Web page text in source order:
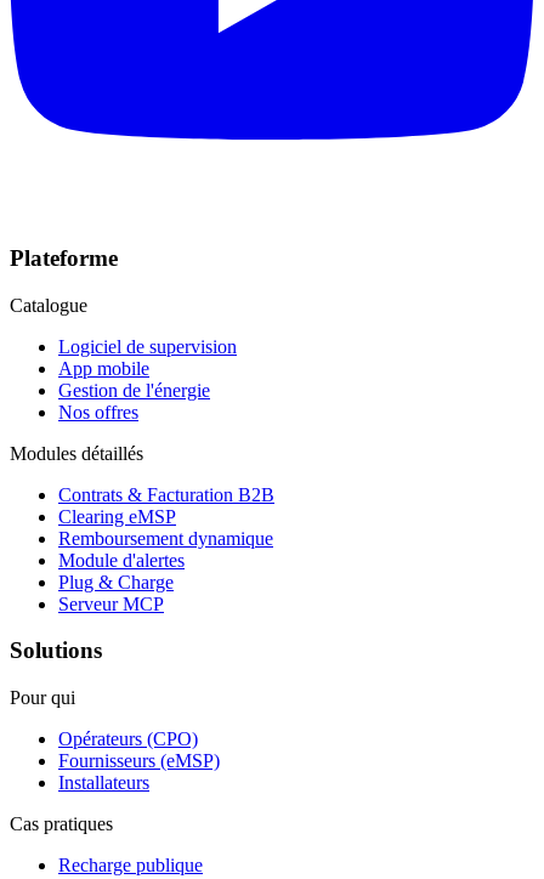
Plateforme
Catalogue
Logiciel de supervision
App mobile
Gestion de l'énergie
Nos offres
Modules détaillés
Contrats & Facturation B2B
Clearing eMSP
Remboursement dynamique
Module d'alertes
Plug & Charge
Serveur MCP
Solutions
Pour qui
Opérateurs (CPO)
Fournisseurs (eMSP)
Installateurs
Cas pratiques
Recharge publique